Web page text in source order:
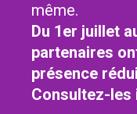
même.
Du 1er juillet
partenaires
présence
Consultez-les